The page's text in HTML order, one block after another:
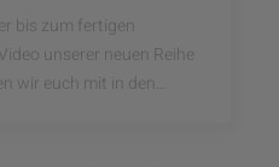
bis zum fertigen
unserer neuen Reihe
wir euch mit in den